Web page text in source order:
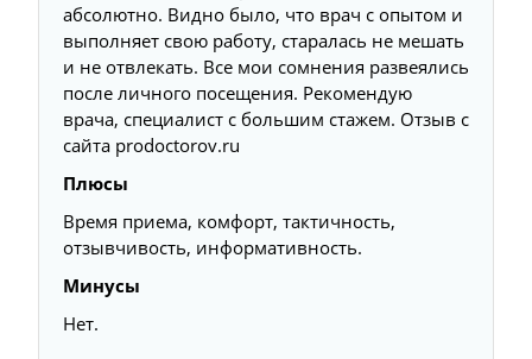
абсолютно. Видно было, что врач с опытом и
выполняет свою работу, старалась не мешать
и не отвлекать. Все мои сомнения развеялись
после личного посещения. Рекомендую
врача, специалист с большим стажем. Отзыв с
сайта prodoctorov.ru
Плюсы
Время приема, комфорт, тактичность,
отзывчивость, информативность.
Минусы
Нет.